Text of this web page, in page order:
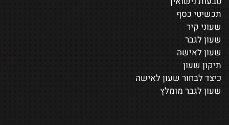
תכשיטי כסף
שעוני קיר
שעון לגבר
שעון לאישה
תיקון שעון
כיצד לבחור שעון לאישה
שעון לגבר מומלץ